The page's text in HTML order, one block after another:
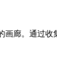
收集、展